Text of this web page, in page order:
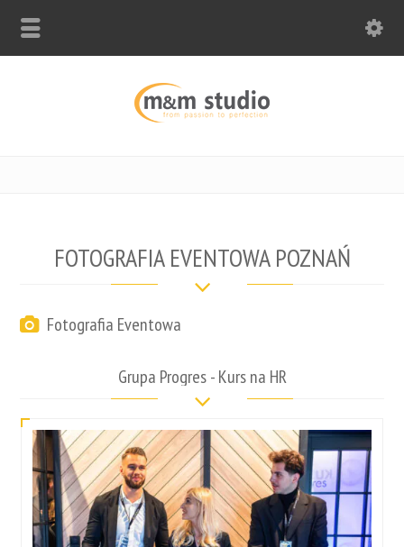
FOTOGRAFIA EVENTOWA POZNAŃ
Fotografia Eventowa
Grupa Progres - Kurs na HR